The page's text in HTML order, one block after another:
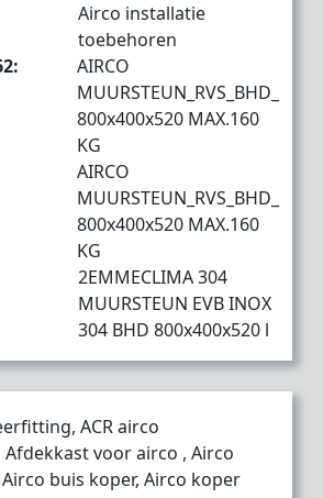
Airco installatie
toebehoren
AIRCO
MUURSTEUN_RVS_BHD_
800x400x520 MAX.160
KG
AIRCO
MUURSTEUN_RVS_BHD_
800x400x520 MAX.160
KG
2EMMECLIMA 304
MUURSTEUN EVB INOX
304 BHD 800x400x520 l
ACR airco
voor airco , Airco
buis koper, Airco koper